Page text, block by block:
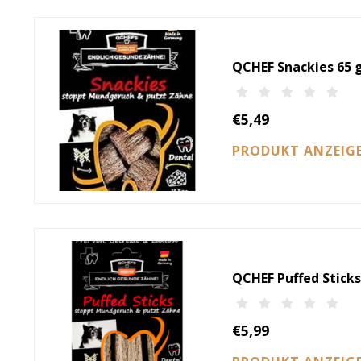
QCHEF Snackies 65
€5,49
PRODUKT
QCHEF Puffed Sticks
€5,99